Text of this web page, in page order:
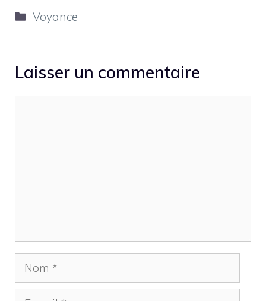
Catégories
Voyance
Laisser un commentaire
Nom